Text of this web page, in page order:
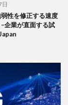
性を修正する速度
企業が直面する試